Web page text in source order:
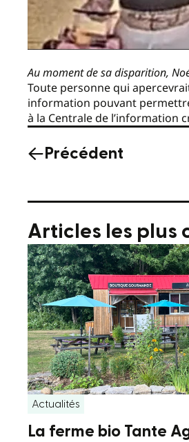
Au moment de sa disparition,
Toute personne qui
information pouvant
à la Centrale de l’information
Précédent
Articles les plus
Actualités
La ferme bio Tante